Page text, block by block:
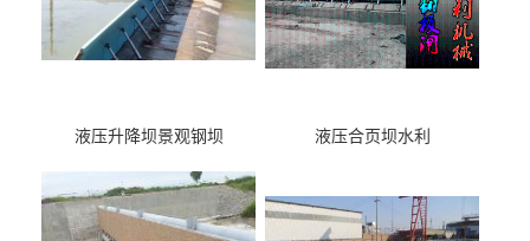
液压升降坝景观钢坝 液压合页坝水利